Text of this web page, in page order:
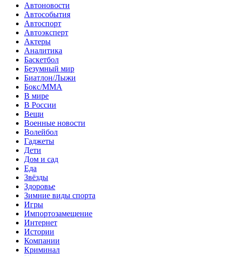
Автоновости
Автособытия
Автоспорт
Автоэксперт
Актеры
Аналитика
Баскетбол
Безумный мир
Биатлон/Лыжи
Бокс/MMA
В мире
В России
Вещи
Военные новости
Волейбол
Гаджеты
Дети
Дом и сад
Еда
Звёзды
Здоровье
Зимние виды спорта
Игры
Импортозамещение
Интернет
Истории
Компании
Криминал